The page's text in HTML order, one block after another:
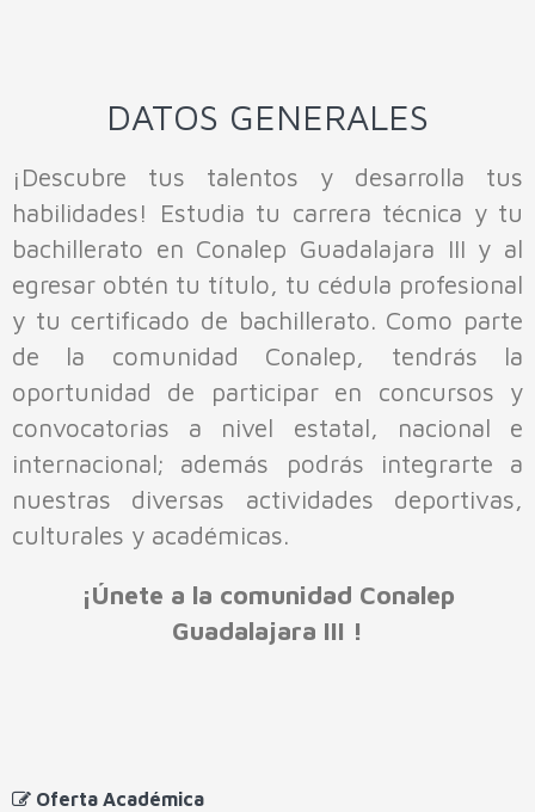
Puerto Vallarta II
Tamazula
Tapalpa
Turismo
Mantenimiento Automotriz
Informática
Mantenimiento de Sistemas Electrónicos
Máquinas Herramienta
Motores a Diésel
Pilotaje de Drones
Refrigeración y Climatización
Microelectrónica y Semiconductores
DATOS GENERALES
¡Descubre tus talentos y desarrolla tus
habilidades! Estudia tu carrera técnica y tu
bachillerato en Conalep Guadalajara III y al
egresar obtén tu título, tu cédula profesional
y tu certificado de bachillerato. Como parte
de la comunidad Conalep, tendrás la
oportunidad de participar en concursos y
convocatorias a nivel estatal, nacional e
internacional; además podrás integrarte a
nuestras diversas actividades deportivas,
culturales y académicas.
¡Únete a la comunidad Conalep
Guadalajara III !
Oferta Académica